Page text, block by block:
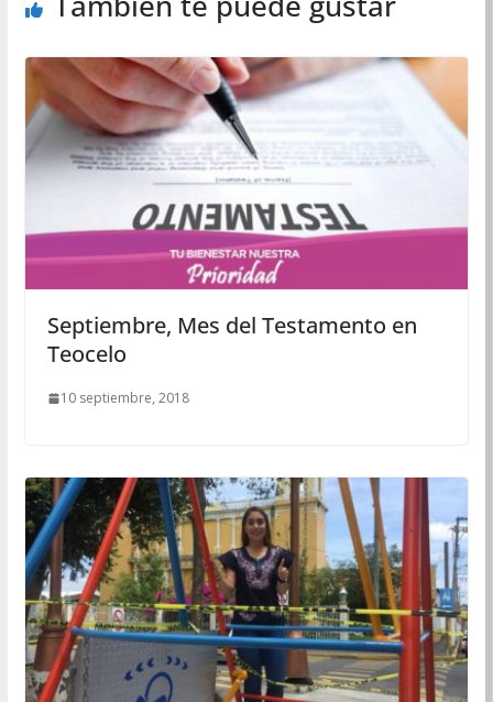
Septiembre, Mes del Testamento en
Teocelo
10 septiembre, 2018